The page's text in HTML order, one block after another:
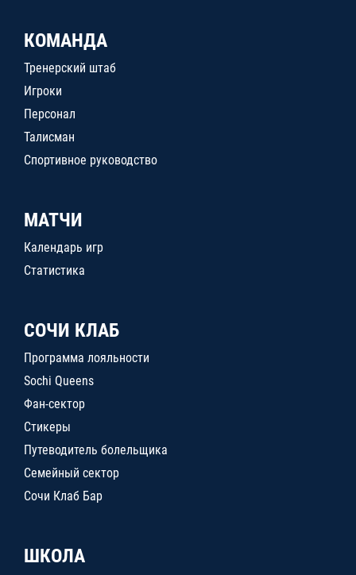
КОМАНДА
Тренерский штаб
Игроки
Персонал
Талисман
Спортивное руководство
МАТЧИ
Календарь игр
Статистика
СОЧИ КЛАБ
Программа лояльности
Sochi Queens
Фан-сектор
Стикеры
Путеводитель болельщика
Семейный сектор
Сочи Клаб Бар
ШКОЛА